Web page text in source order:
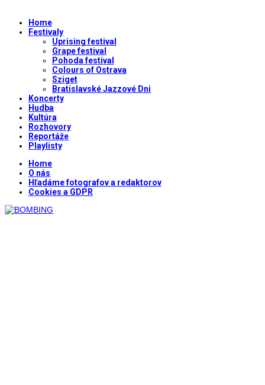
Home
Festivaly
Uprising festival
Grape festival
Pohoda festival
Colours of Ostrava
Sziget
Bratislavské Jazzové Dni
Koncerty
Hudba
Kultúra
Rozhovory
Reportáže
Playlisty
Home
O nás
Hľadáme fotografov a redaktorov
Cookies a GDPR